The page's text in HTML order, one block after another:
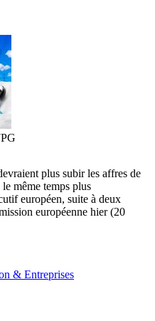
plus subir les affres de
même temps plus
européen, suite à deux
européenne hier (20
& Entreprises